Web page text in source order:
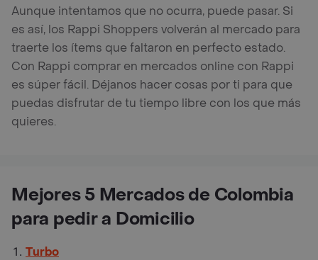
Aunque intentamos que no ocurra, puede pasar. Si
es así, los Rappi Shoppers volverán al mercado para
traerte los ítems que faltaron en perfecto estado.
Con Rappi comprar en mercados online con Rappi
es súper fácil. Déjanos hacer cosas por ti para que
puedas disfrutar de tu tiempo libre con los que más
quieres.
Mejores 5 Mercados de Colombia
para pedir a Domicilio
Turbo